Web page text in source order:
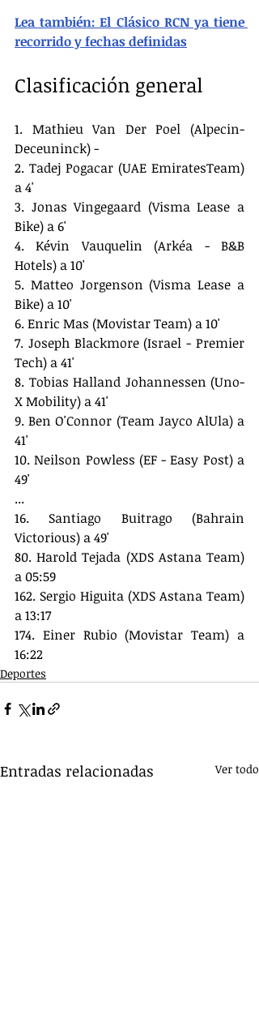
Lea también: El Clásico RCN ya tiene
recorrido y fechas definidas
Clasificación general
1. Mathieu Van Der Poel (Alpecin-
Deceuninck) -
2. Tadej Pogacar (UAE EmiratesTeam)
a 4'
3. Jonas Vingegaard (Visma Lease a
Bike) a 6'
4. Kévin Vauquelin (Arkéa - B&B
Hotels) a 10'
5. Matteo Jorgenson (Visma Lease a
Bike) a 10'
6. Enric Mas (Movistar Team) a 10'
7. Joseph Blackmore (Israel - Premier
Tech) a 41'
8. Tobias Halland Johannessen (Uno-
X Mobility) a 41'
9. Ben O'Connor (Team Jayco AlUla) a
41'
10. Neilson Powless (EF - Easy Post) a
49'
...
16. Santiago Buitrago (Bahrain
Victorious) a 49'
80. Harold Tejada (XDS Astana Team)
a 05:59
162. Sergio Higuita (XDS Astana Team)
a 13:17
174. Einer Rubio (Movistar Team) a
16:22
Deportes
Entradas relacionadas Ver todo